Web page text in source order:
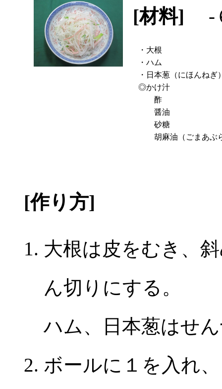
[材料] -
・大根
・ハム
・日本葱（にほんねぎ
◎かけ汁
酢
醤油
砂糖
胡麻油（ごまあぶ
[作り方]
大根は皮をむき、
ん切りにする。
ハム、日本葱はせ
ボールに１を入れ